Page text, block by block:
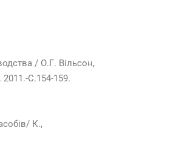
/ О.Г. Вільсон,
С.154-159.
К.,